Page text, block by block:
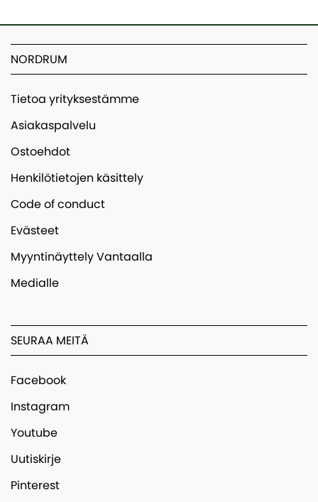
NORDRUM
Tietoa yrityksestämme
Asiakaspalvelu
Ostoehdot
Henkilötietojen käsittely
Code of conduct
Evästeet
Myyntinäyttely Vantaalla
Medialle
SEURAA MEITÄ
Facebook
Instagram
Youtube
Uutiskirje
Pinterest